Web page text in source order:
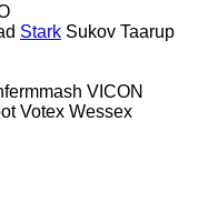
Stark Sukov Taarup
VICON
Votex Wessex